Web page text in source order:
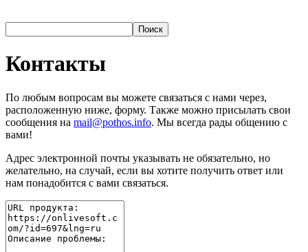
Контакты
По любым вопросам вы можете связаться с нами через,
расположенную ниже, форму. Также можно присылать свои
сообщения на mail@pothos.info. Мы всегда рады общению с
вами!
Адрес электронной почты указывать не обязательно, но
желательно, на случай, если вы хотите получить ответ или
нам понадобится с вами связаться.